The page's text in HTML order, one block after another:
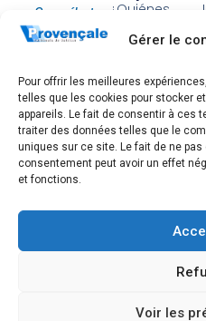
Gérer le
Pour offrir les meilleures
telles que les cookies pour stocker
appareils. Le fait de consentir à ces
traiter des données telles que le
uniques sur ce site. Le fait de ne
consentement peut avoir un effet
et fonctions.
Voir les
¿Quiénes
historia
Factorías
Trabaja con
nosotros
Suscríbete
para
nuestras
últimas
noticias.
2026 Todos los
Français(Francés)